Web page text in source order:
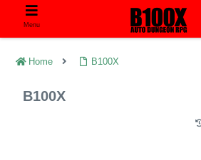
Home B100X
B100X
Menu